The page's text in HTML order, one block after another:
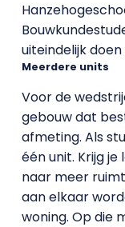
uiteindelijk
Meerdere units
Voor de
gebouw dat
afmeting. Als
één unit. Krijg
naar meer
aan elkaar
woning. Op die